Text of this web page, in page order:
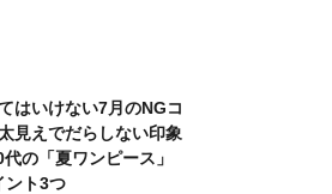
てはいけない7月のNGコ
見えでだらしない印象
の「夏ワンピース」
ント3つ